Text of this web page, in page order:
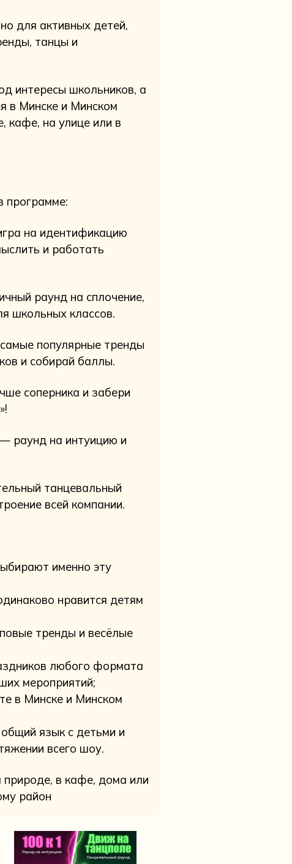
для активных детей,
танцы и
интересы школьников, а
в Минске и Минском
кафе, на улице или в
программе:
на идентификацию
и работать
раунд на сплочение,
школьных классов.
популярные тренды
и собирай баллы.
соперника и забери
раунд на интуицию и
танцевальный
всей компании.
именно эту
нравится детям
тренды и весёлые
любого формата
мероприятий;
в Минске и Минском
язык с детьми и
всего шоу.
в кафе, дома или
район